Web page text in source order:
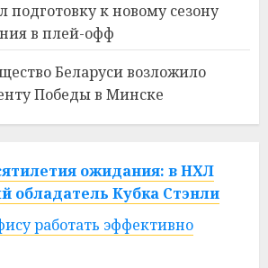
подготовку к новому сезону
в плей-офф
Беларуси возложило
Победы в Минске
ожидания: в НХЛ
обладатель Кубка Стэнли
работать эффективно